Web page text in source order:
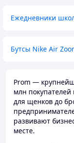
Ежедневники
Бутсы Nike Air
Prom —
млн
для щенков до
развивают
месте.